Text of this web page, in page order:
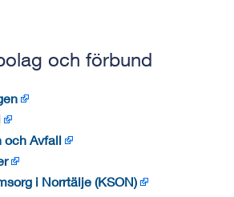
och förbund
och Avfall
i Norrtälje (KSON)